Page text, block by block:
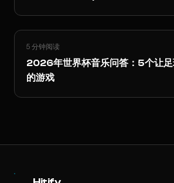
5 分钟阅读
2026年世界杯音乐问答：5个让足
的游戏